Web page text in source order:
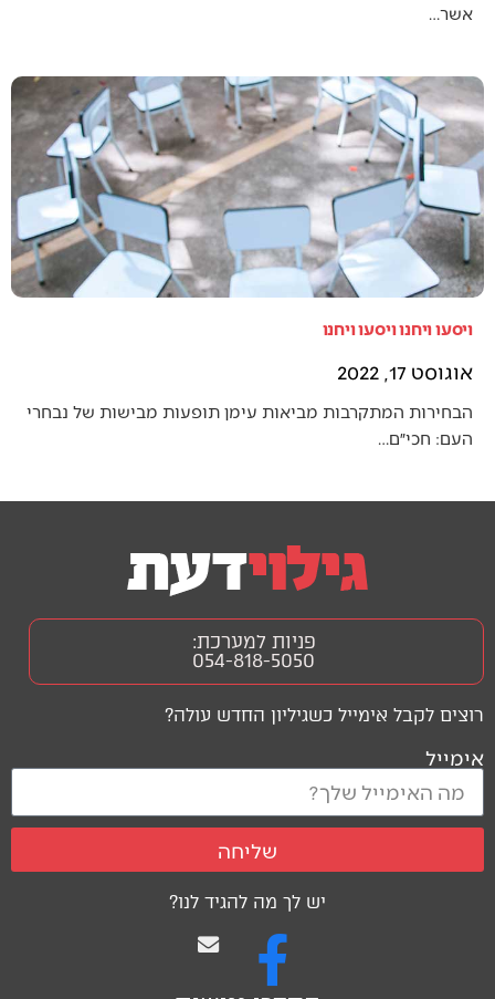
אשר…
ויסעו ויחנו ויסעו ויחנו
אוגוסט 17, 2022
הבחירות המתקרבות מביאות עימן תופעות מבישות של נבחרי
העם: חכי״ם…
יש לך מה להגיד לנו?
רוצים לקבל אימייל כשגיליון החדש עולה?
אימייל
שליחה
פניות למערכת:
054-818-5050